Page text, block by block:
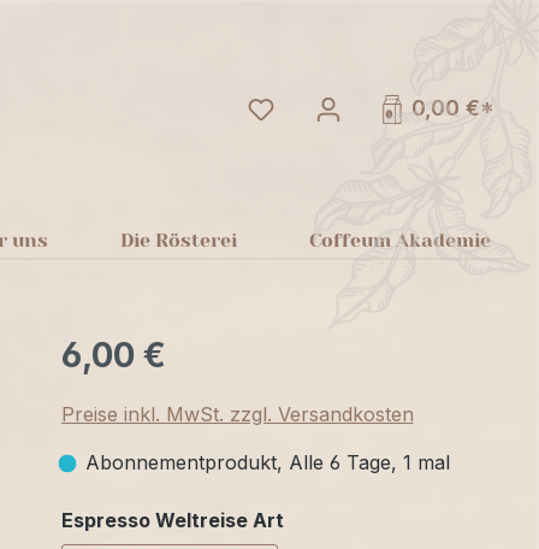
Du hast 0 Produkte auf
0,00 €*
uns Die Rösterei Coffeum Akademie
6,00 €
Preise inkl. MwSt. zzgl. Versandkosten
Abonnementprodukt, Alle 6 Tage, 1 mal
Espresso Weltreise Artauswählen